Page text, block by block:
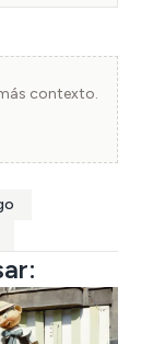
contexto.